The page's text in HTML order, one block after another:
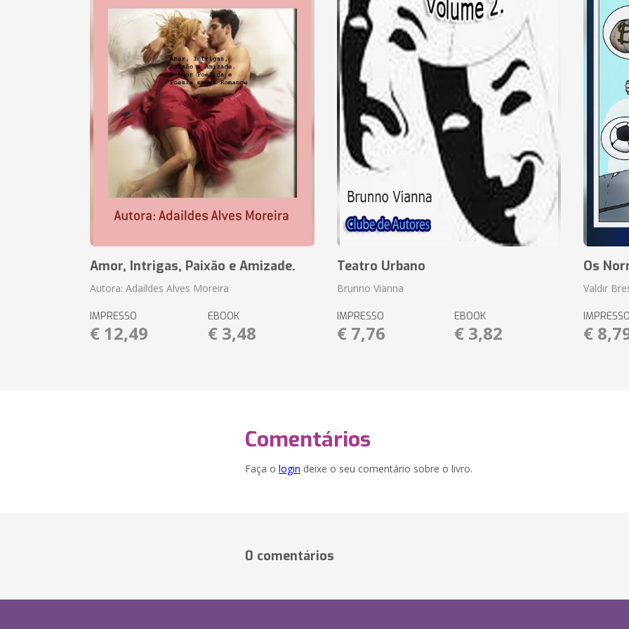
Amor, Intrigas, Paixão e Amizade.
Autora: Adaildes Alves Moreira
IMPRESSO
€ 12,49
EBOOK
€ 3,48
Teatro Urbano
Brunno Vianna
IMPRESSO
€ 7,76
EBOOK
€ 3,82
Os
Valdir
IMPRESSO
€
Comentários
Faça o login deixe o seu comentário sobre o livro.
0 comentários